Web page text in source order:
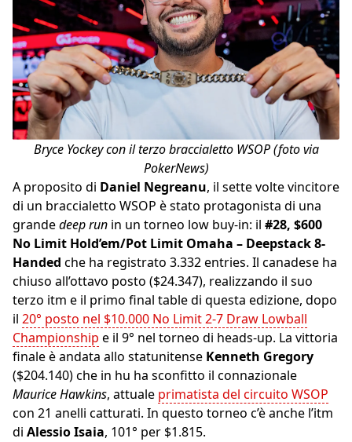
Bryce Yockey con il terzo braccialetto WSOP (foto via
PokerNews)
A proposito di Daniel Negreanu, il sette volte vincitore
di un braccialetto WSOP è stato protagonista di una
grandedeep run in un torneo low buy-in: il #28, $600
No Limit Hold’em/Pot Limit Omaha – Deepstack 8-
Handed che ha registrato 3.332 entries. Il canadese ha
chiuso all’ottavo posto ($24.347), realizzando il suo
terzo itm e il primo final table di questa edizione, dopo
il 20° posto nel $10.000 No Limit 2-7 Draw Lowball
Championship e il 9° nel torneo di heads-up. La vittoria
finale è andata allo statunitense Kenneth Gregory
($204.140) che in hu ha sconfitto il connazionale
Maurice Hawkins, attuale primatista del circuito WSOP
con 21 anelli catturati. In questo torneo c’è anche l’itm
di Alessio Isaia, 101° per $1.815.